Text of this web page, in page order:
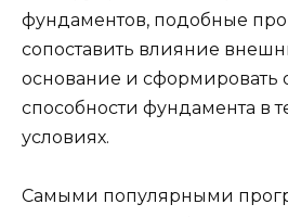
фундаментов, подобные
сопоставить влияние
основание и сформировать
способности фундамента в
условиях.
Самыми популярными